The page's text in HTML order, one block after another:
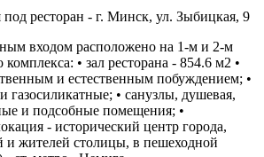
ресторан - г. Минск, ул. Зыбицкая, 9
входом расположено на 1-м и 2-м
• зал ресторана - 854.6 м2 •
и естественным побуждением; •
газосиликатные; • санузлы, душевая,
и подсобные помещения; •
- исторический центр города,
и жителей столицы, в пешеходной